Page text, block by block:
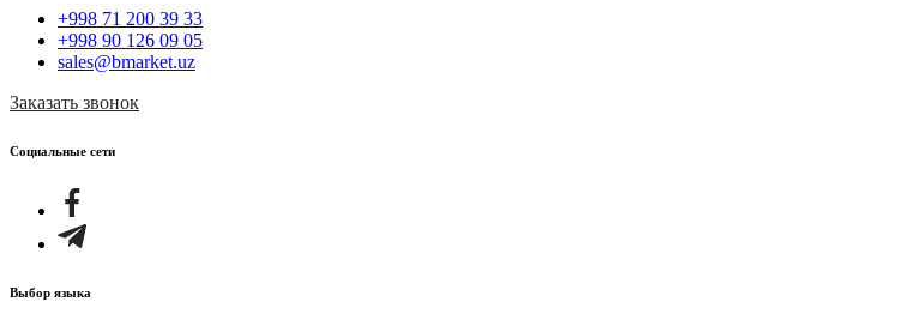
+998 71 200 39 33
+998 90 126 09 05
sales@bmarket.uz
Заказать звонок
Социальные сети
Выбор языка